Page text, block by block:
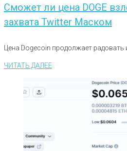
Сможет ли цена DOGE
захвата Twitter Маском
Цена Dogecoin продолжает радовать
ЧИТАТЬ ДАЛЕЕ